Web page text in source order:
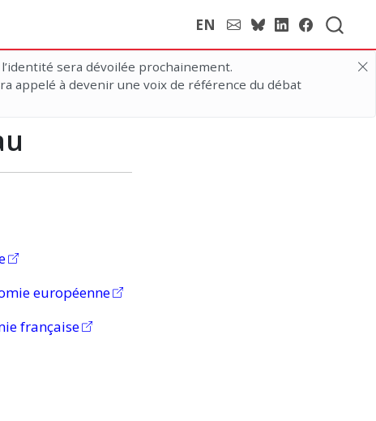
EN
sera dévoilée prochainement.
appelé à devenir une voix de référence du débat
européenne
française